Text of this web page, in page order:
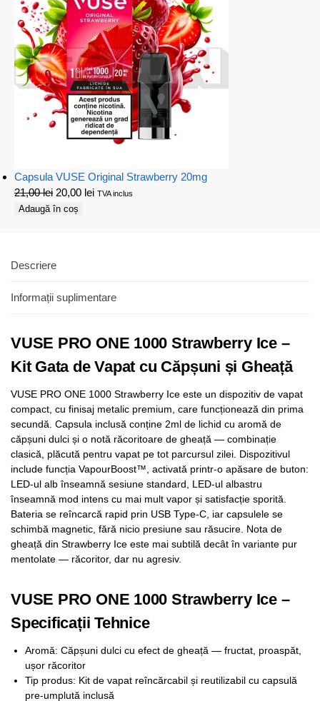
Capsula VUSE Original Strawberry 20mg
21,00lei 20,00 lei TVA inclus
Adaugă în coș
Descriere
Informații suplimentare
VUSE PRO ONE 1000 Strawberry Ice –
Kit Gata de Vapat cu Căpșuni și Gheață
VUSE PRO ONE 1000 Strawberry Ice este un dispozitiv de vapat
compact, cu finisaj metalic premium, care funcționează din prima
secundă. Capsula inclusă conține 2ml de lichid cu aromă de
căpșuni dulci și o notă răcoritoare de gheață — combinație
clasică, plăcută pentru vapat pe tot parcursul zilei. Dispozitivul
include funcția VapourBoost™, activată printr-o apăsare de buton:
LED-ul alb înseamnă sesiune standard, LED-ul albastru
înseamnă mod intens cu mai mult vapor și satisfacție sporită.
Bateria se reîncarcă rapid prin USB Type-C, iar capsulele se
schimbă magnetic, fără nicio presiune sau răsucire. Nota de
gheață din Strawberry Ice este mai subtilă decât în variante pur
mentolate — răcoritor, dar nu agresiv.
VUSE PRO ONE 1000 Strawberry Ice –
Specificații Tehnice
Aromă: Căpșuni dulci cu efect de gheață — fructat, proaspăt,
ușor răcoritor
Tip produs: Kit de vapat reîncărcabil și reutilizabil cu capsulă
pre-umplută inclusă